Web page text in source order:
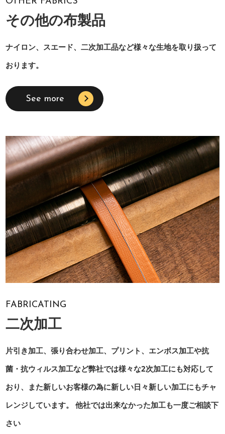
その他の布製品
ナイロン、スエード、二次加工品など様々な生地を取り扱って
おります。
See more
FABRICATING
二次加工
片引き加工、張り合わせ加工、プリント、エンボス加工や抗
菌・抗ウィルス加工など弊社では様々な2次加工にも対応して
おり、また新しいお客様の為に新しい日々新しい加工にもチャ
レンジしています。 他社では出来なかった加工も一度ご相談下
さい